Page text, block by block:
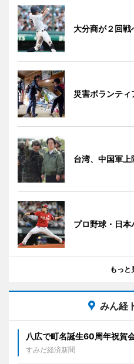
大分商が２回
災害ボランテ
台湾、中国軍上
プロ野球・日
もっと
みん経
八広で町名誕生60周年祝賀
すみだ経済新聞